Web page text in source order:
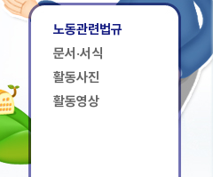
노동관련법규
문서·서식
활동사진
활동영상